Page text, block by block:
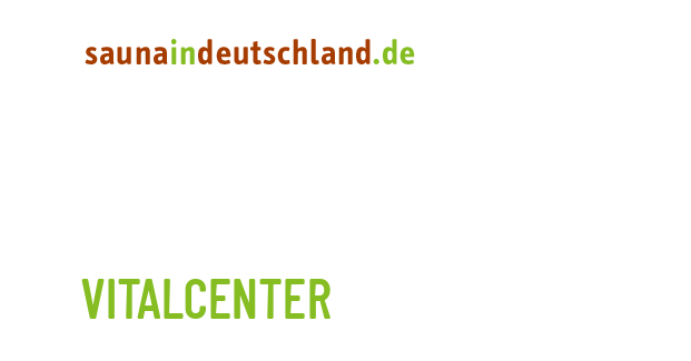
VITALCENTER